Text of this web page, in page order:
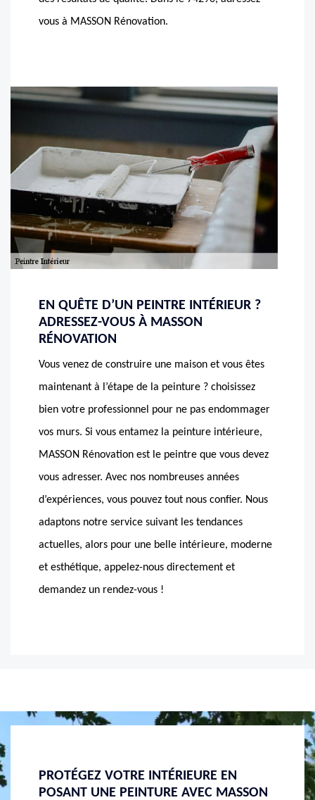
vous à MASSON Rénovation.
EN QUÊTE D’UN PEINTRE INTÉRIEUR ?
ADRESSEZ-VOUS À MASSON
RÉNOVATION
Vous venez de construire une maison et vous êtes
maintenant à l’étape de la peinture ? choisissez
bien votre professionnel pour ne pas endommager
vos murs. Si vous entamez la peinture intérieure,
MASSON Rénovation est le peintre que vous devez
vous adresser. Avec nos nombreuses années
d’expériences, vous pouvez tout nous confier. Nous
adaptons notre service suivant les tendances
actuelles, alors pour une belle intérieure, moderne
et esthétique, appelez-nous directement et
demandez un rendez-vous !
EMBELLISSEZ VOTRE INTÉRIEURE À
L’AIDE DU MASSON RÉNOVATION, LE